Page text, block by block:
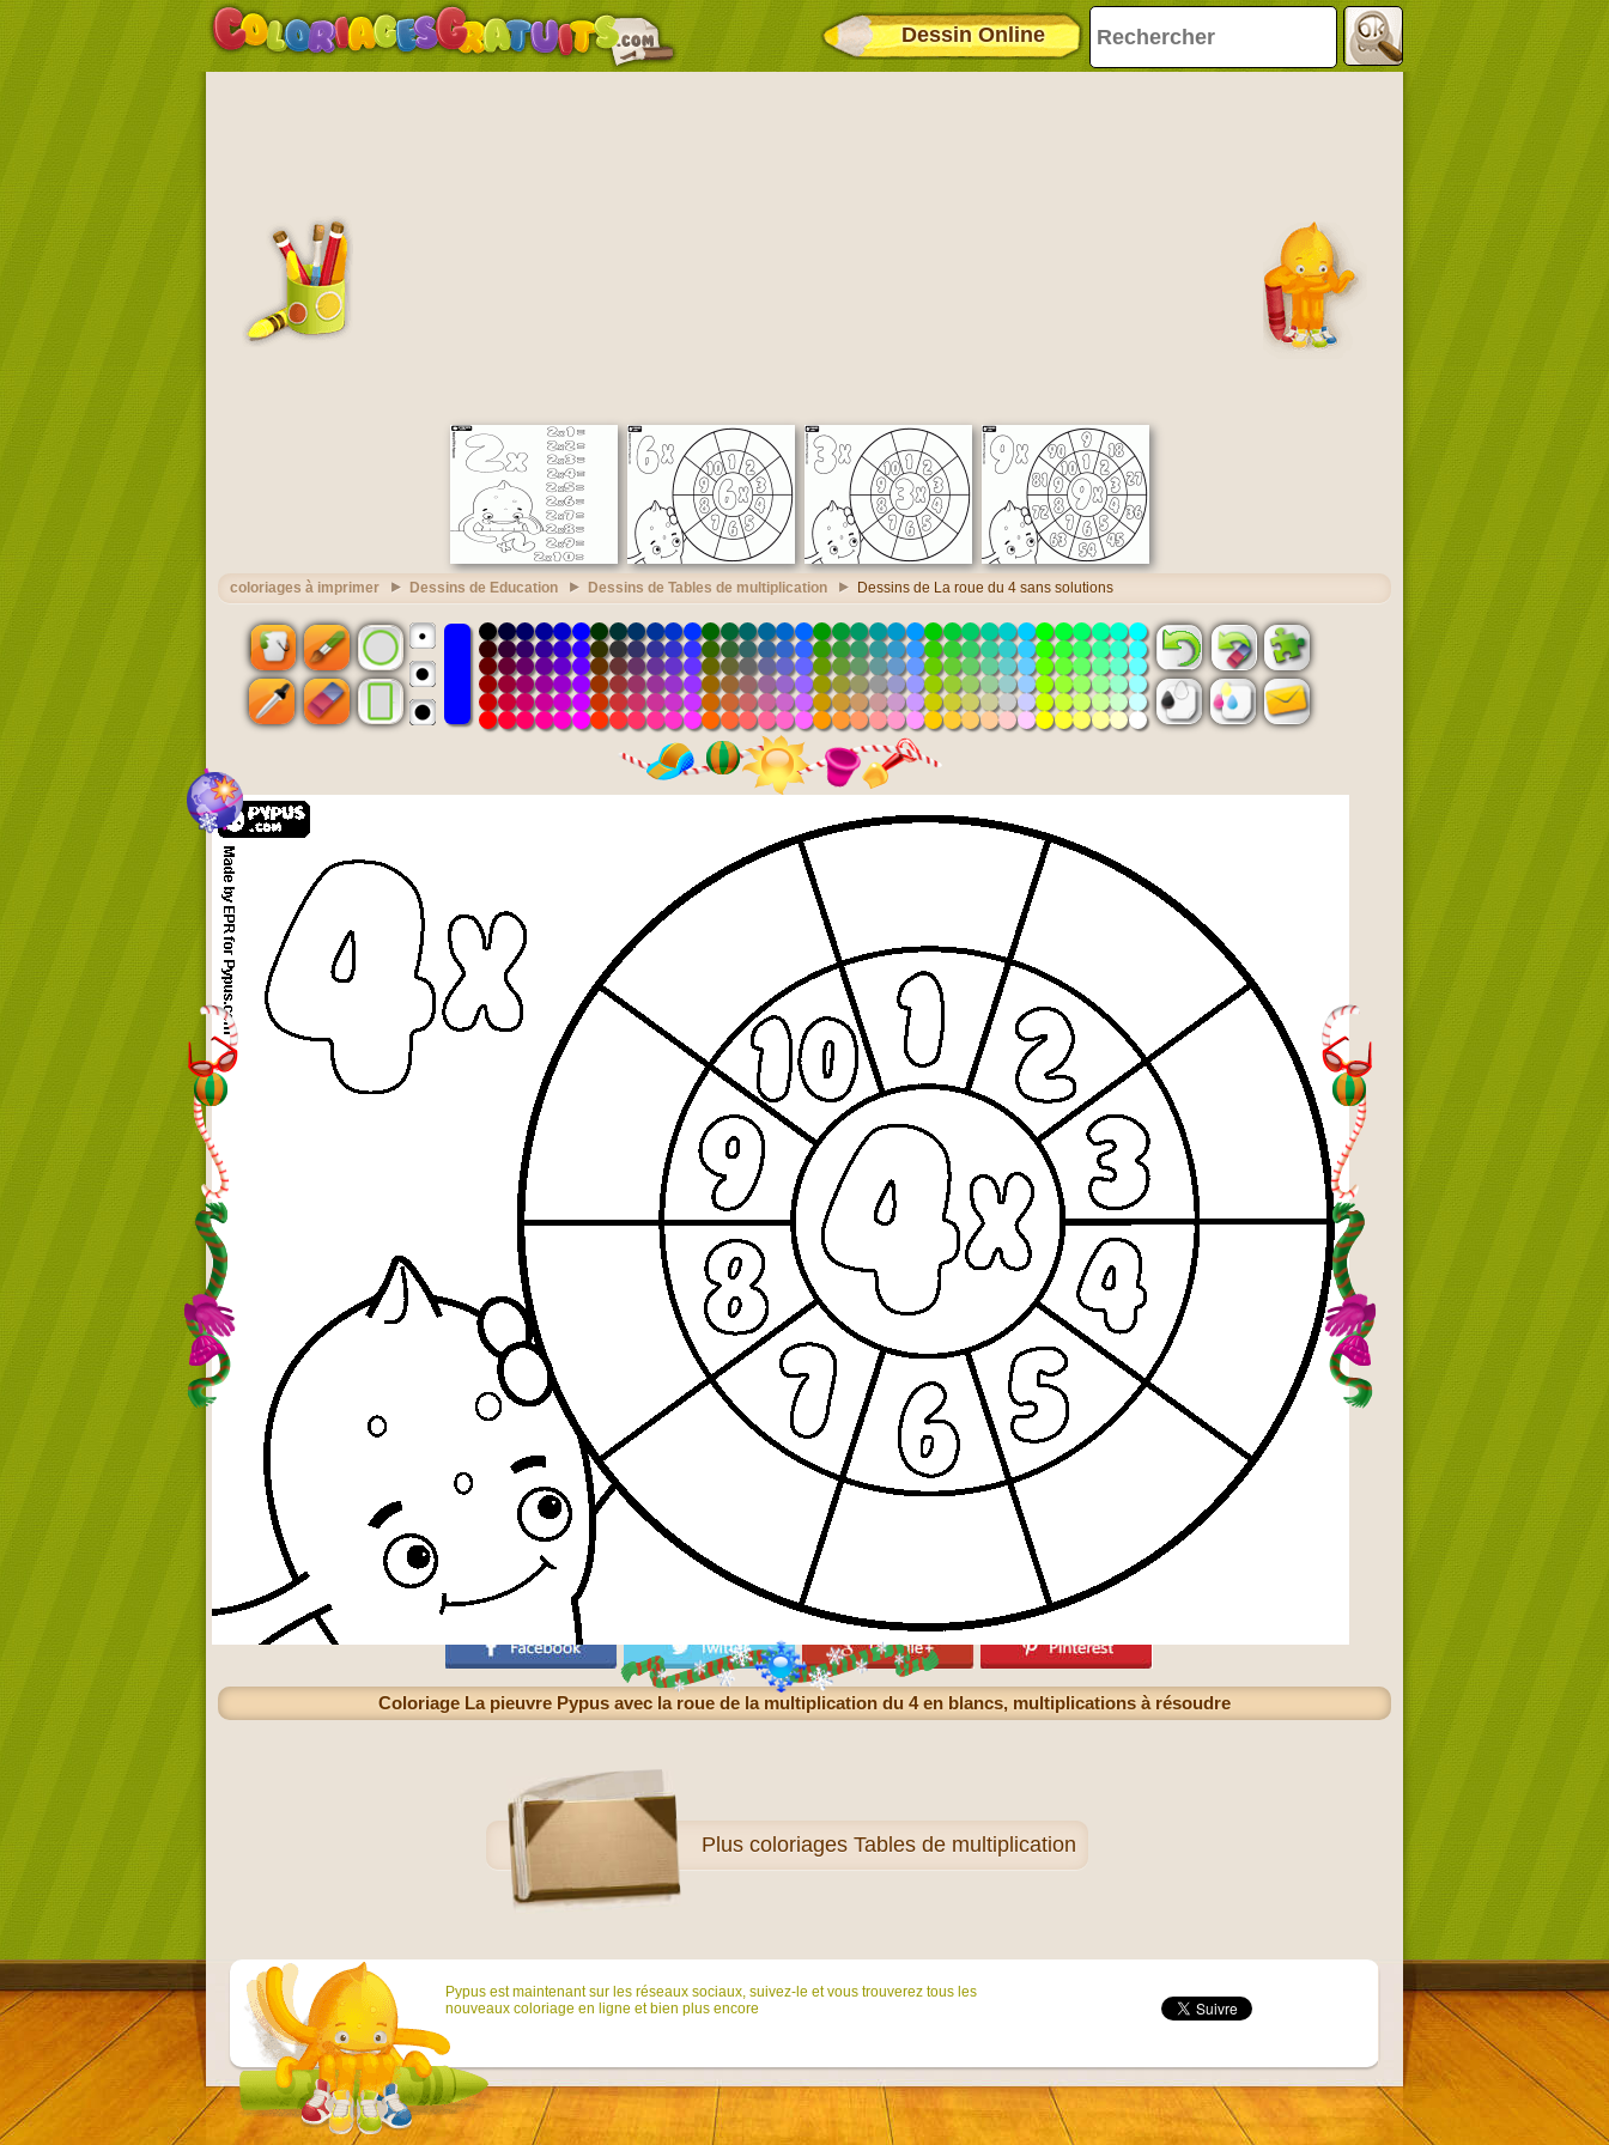
Dessin Online
coloriages à imprimer Dessins de Education Dessins de Tables de multiplication Dessins de La roue du 4 sans solutions
Coloriage La pieuvre Pypus avec la roue de la multiplication du 4 en blancs, multiplications à résoudre
Plus coloriages Tables de multiplication
Pypus est maintenant sur ​​les réseaux sociaux, suivez-le et vous trouverez tous les
nouveaux coloriage en ligne et bien plus encore